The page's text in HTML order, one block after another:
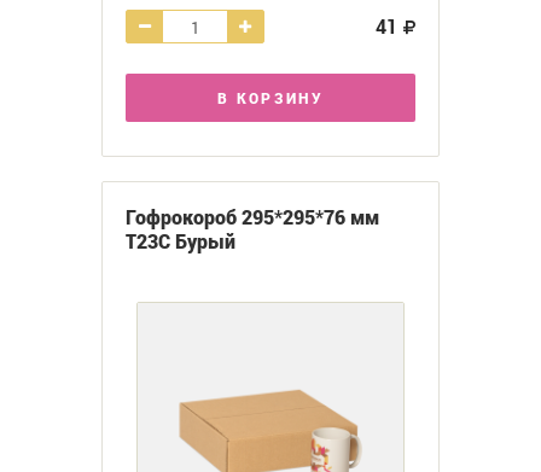
41
В КОРЗИНУ
Гофрокороб 295*295*76 мм
Т23С Бурый